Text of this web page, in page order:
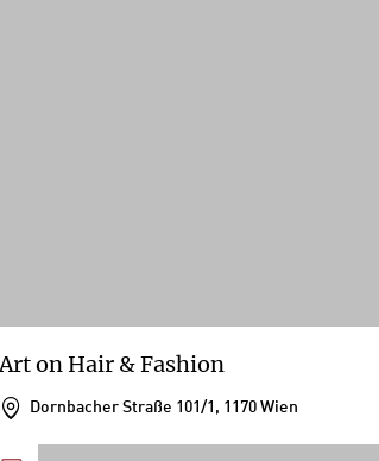
Art on Hair & Fashion
Dornbacher Straße 101/1, 1170 Wien